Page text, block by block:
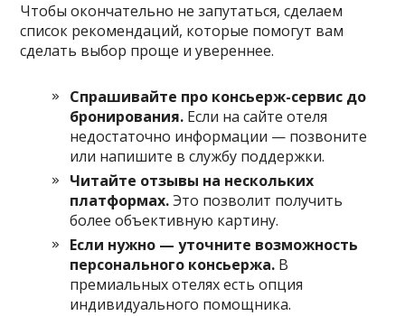
Чтобы окончательно не запутаться, сделаем
список рекомендаций, которые помогут вам
сделать выбор проще и увереннее.
Спрашивайте про консьерж-сервис до
бронирования. Если на сайте отеля
недостаточно информации — позвоните
или напишите в службу поддержки.
Читайте отзывы на нескольких
платформах.Это позволит получить
более объективную картину.
Если нужно — уточните возможность
персонального консьержа. В
премиальных отелях есть опция
индивидуального помощника.